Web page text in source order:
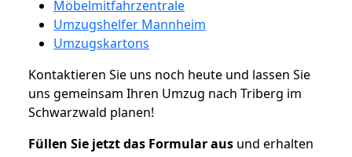
Möbelmitfahrzentrale
Umzugshelfer Mannheim
Umzugskartons
Kontaktieren Sie uns noch heute und lassen Sie
uns gemeinsam Ihren Umzug nach Triberg im
Schwarzwald planen!
Füllen Sie jetzt das Formular aus und erhalten